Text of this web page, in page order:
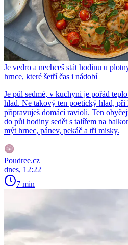
Je vedro a nechceš stát hodinu u
hrnce, které šetří čas i nádobí
Je půl sedmé, v kuchyni je pořád
hlad. Ne takový ten poetický hlad, při
připravuješ domácí ravioli. Ten
do půl hodiny sedět s talířem na
mýt hrnec, pánev, pekáč a tři misky.
Poudree.cz
dnes, 12:22
7 min